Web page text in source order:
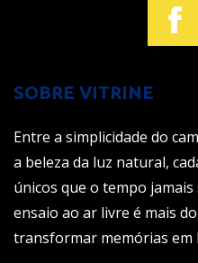
SOBRE VITRINE
Entre a simplicidade do
a beleza da luz natural,
únicos que o tempo
ensaio ao ar livre é mais
transformar memórias em